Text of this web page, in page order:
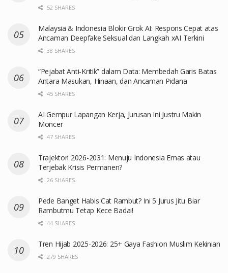
52 SHARES
Malaysia & Indonesia Blokir Grok AI: Respons Cepat atas
Ancaman Deepfake Seksual dan Langkah xAI Terkini
38 SHARES
“Pejabat Anti-Kritik” dalam Data: Membedah Garis Batas
Antara Masukan, Hinaan, dan Ancaman Pidana
45 SHARES
AI Gempur Lapangan Kerja, Jurusan Ini Justru Makin
Moncer
47 SHARES
Trajektori 2026-2031: Menuju Indonesia Emas atau
Terjebak Krisis Permanen?
26 SHARES
Pede Banget Habis Cat Rambut? Ini 5 Jurus Jitu Biar
Rambutmu Tetap Kece Badai!
44 SHARES
Tren Hijab 2025-2026: 25+ Gaya Fashion Muslim Kekinian
279 SHARES